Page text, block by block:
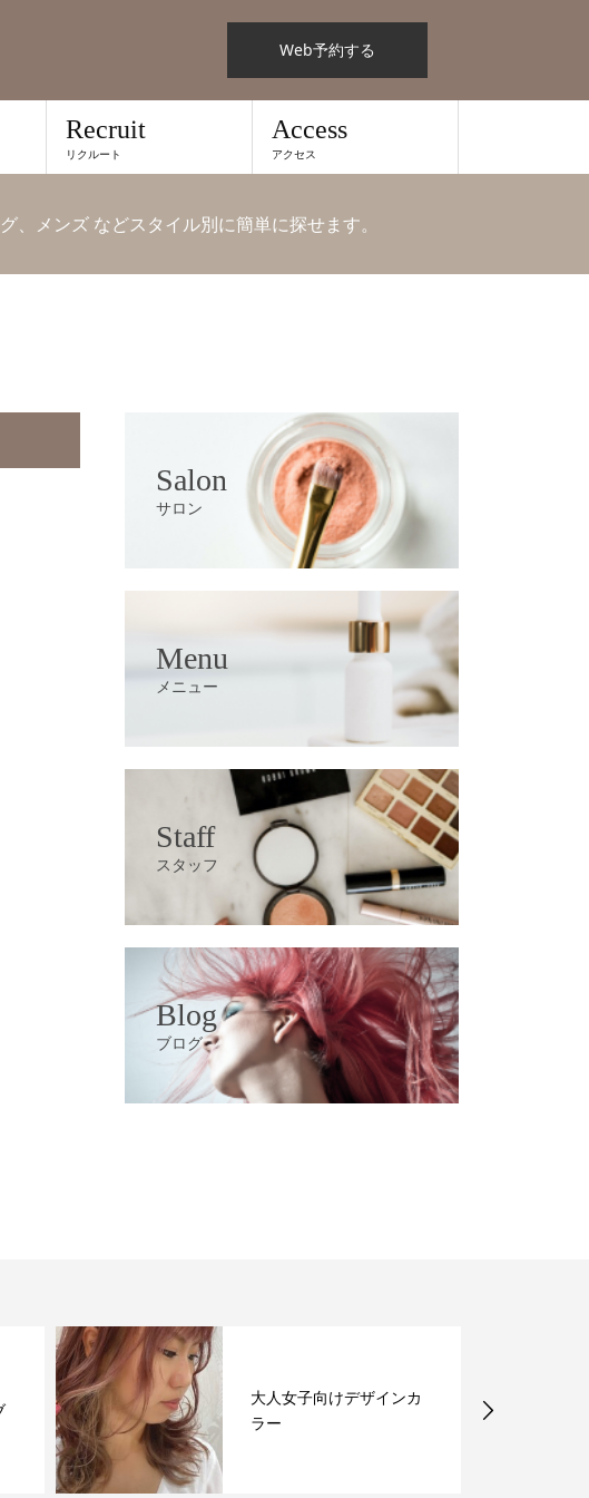
Web予約する
Recruit
リクルート
Access
アクセス
メンズ などスタイル別に簡単に探せます。
Salon
サロン
Menu
メニュー
Staff
スタッフ
Blog
ブログ
大人女子向けデザインカ
ラー